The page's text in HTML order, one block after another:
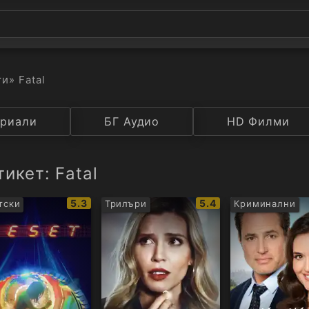
» Fatal
Рейтинг
БГ Аудио HD Филми
Fatal
IMDb
рейтинг:
5.3 Трилъри
IMDb
рейтинг:
5.4 Криминални